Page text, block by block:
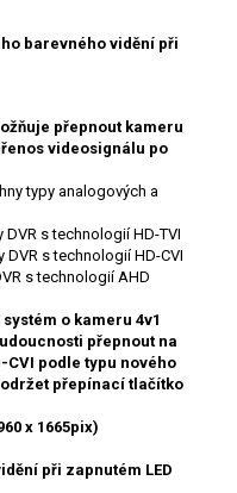
barevného vidění při
přepnout kameru
videosignálu po
typy analogových a
s technologií HD-TVI
DVR s technologií HD-CVI
s technologií AHD
o kameru 4v1
přepnout na
CVI podle typu nového
přepínací tlačítko
x 1665pix)
při zapnutém LED